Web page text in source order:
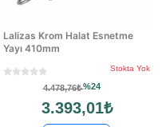
Lalizas Krom Halat Esnetme
Yayı 410mm
Stokta Yok
4.478,76₺%24
3.393,01₺